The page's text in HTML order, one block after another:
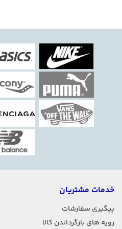
خدمات مشتریان
پیگیری سفارشات
رویه های بازگرداندن کالا